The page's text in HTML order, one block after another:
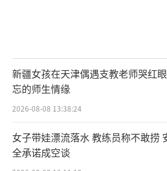
新疆女孩在天津偶遇支教老师哭红
忘的师生情缘
2026-08-08 13:38:24
女子带娃漂流落水 教练员称不敢捞
全承诺成空谈